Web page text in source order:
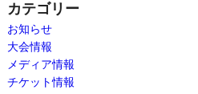
カテゴリー
お知らせ
大会情報
メディア情報
チケット情報